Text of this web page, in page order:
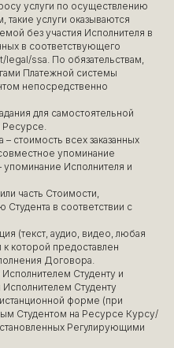
услуги по осуществлению
такие услуги оказываются
без участия Исполнителя в
в соответствующего
ssa. По обязательствам,
Платежной системы
непосредственно
для самостоятельной
Ресурсе.
– стоимость всех заказанных
упоминание
упоминание Исполнителя и
часть Стоимости,
Студента в соответствии с
(текст, аудио, видео, любая
которой предоставлен
Договора.
Исполнителем Студенту и
Студенту
форме (при
Студентом на Ресурсе Курсу/
Регулирующими